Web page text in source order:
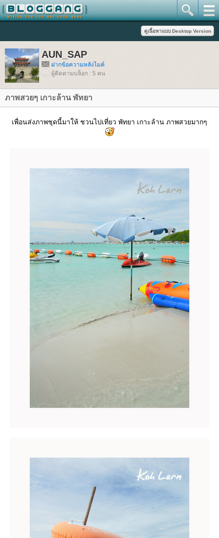
AUN_SAP
ฝากข้อความหลังไมค์
ผู้ติดตามบล็อก : 5 คน
ภาพสวยๆ เกาะล้าน พัทยา
เพื่อนส่งภาพชุดนี้มาให้ ชวนไปเที่ยว พัทยา เกาะล้าน ภาพสวยมากๆ